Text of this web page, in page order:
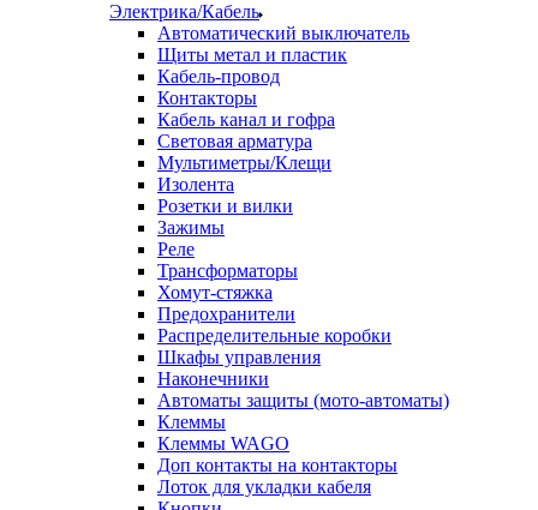
Электрика/Кабель
Автоматический выключатель
Щиты метал и пластик
Кабель-провод
Контакторы
Кабель канал и гофра
Световая арматура
Мультиметры/Клещи
Изолента
Розетки и вилки
Зажимы
Реле
Трансформаторы
Хомут-стяжка
Предохранители
Распределительные коробки
Шкафы управления
Наконечники
Автоматы защиты (мото-автоматы)
Клеммы
Клеммы WAGO
Доп контакты на контакторы
Лоток для укладки кабеля